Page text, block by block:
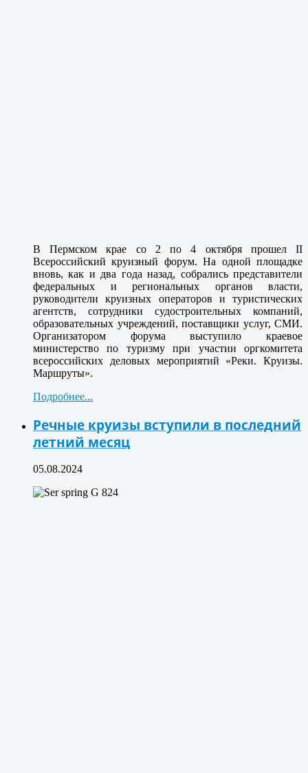
В Пермском крае со 2 по 4 октября прошел II
Всероссийский круизный форум. На одной площадке
вновь, как и два года назад, собрались представители
федеральных и региональных органов власти,
руководители круизных операторов и туристических
агентств, сотрудники судостроительных компаний,
образовательных учреждений, поставщики услуг, СМИ.
Организатором форума выступило краевое
министерство по туризму при участии оргкомитета
всероссийских деловых мероприятий «Реки. Круизы.
Маршруты».
Подробнее...
Речные круизы вступили в последний
летний месяц
05.08.2024